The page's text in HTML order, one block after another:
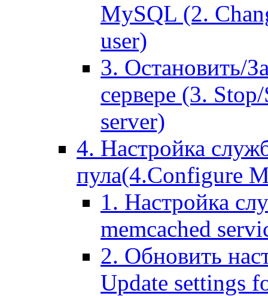
MySQL (2.
user)
3. Остановить/
сервере (3.
server)
4. Настройка
пула(4.Configure
1. Настройка
memcached
2. Обновить
Update settings